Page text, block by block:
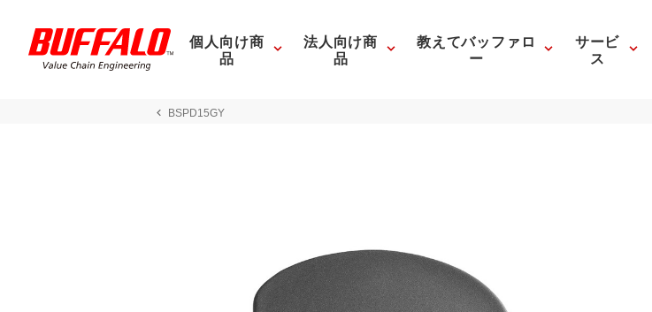
個人向け商
品
法人向け商
品
教えてバッファロ
ー
サービ
ス
BSPD15GY